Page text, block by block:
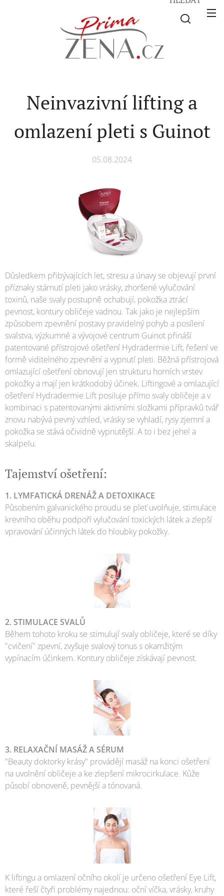
Neinvazivní lifting a
omlazení pleti s Guinot
05.08.2024
Důsledkem přibývajících let, stresu a únavy se objevují první
příznaky stárnutí pleti jako vrásky, zhoršené vylučování
toxinů, naše svaly postupně ochabují, pokožka ztrácí
pevnost, kontury obličeje vadnou. Tak jako je nejlepším
způsobem zpevnění postavy pravidelný pohyb a posílení
svalstva, výzkumné a vývojové centrum Guinot přináší
patentované přístrojové ošetření Hydradermie Lift, řešení ve
formě viditelného zpevnění a vypnutí pleti. Běžná přístrojová
omlazující ošetření obnovují jen strukturu horních vrstev
pokožky a mají jen krátkodobý účinek. Liftingové a omlazující
ošetření Hydradermie Lift posiluje přímo svaly obličeje a v
kombinaci s patentovanými aktivními složkami přípravků tvář
znovu nabývá pevný vzhled, vrásky se vyhladí, rysy zjemní a
pokožka se stává očividně vypnutější. A to i bez jehel a
skalpelu.
Tajemství ošetření:
1. LYMFATICKÁ DRENÁŽ A DETOXIKACE
Působením galvanického proudu se pleť uvolňuje, stimulace
krevního oběhu podpoří vylučování toxických látek a zlepší
vpravování účinných látek do hloubky pokožky.
2. STIMULACE SVALŮ
Během tohoto kroku se stimulují svaly obličeje, které se díky
"cvičení" zpevní, zvyšuje svalový tonus s okamžitým
vypínacím účinkem. Kontury obličeje získávají pevnost.
3. RELAXAČNÍ MASÁŽ A SÉRUM
"Beauty doktorky krásy" provádějí masáž na konci ošetření
na uvolnění obličeje a ke zlepšení mikrocirkulace. Kůže
působí obnoveně, pevnější a tónovaná.
K liftingu a omlazení očního okolí je určeno ošetření Eye Lift,
které řeší čtyři problémy najednou: oční víčka, vrásky, kruhy